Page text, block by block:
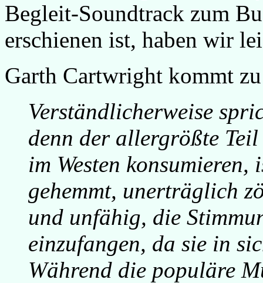
Begleit-Soundtrack zum
erschienen ist, haben wir
Garth Cartwright kommt
Verständlicherweise
denn der allergrößte
im Westen
gehemmt, unerträglich
und unfähig, die
einzufangen, da sie in
Während die populäre